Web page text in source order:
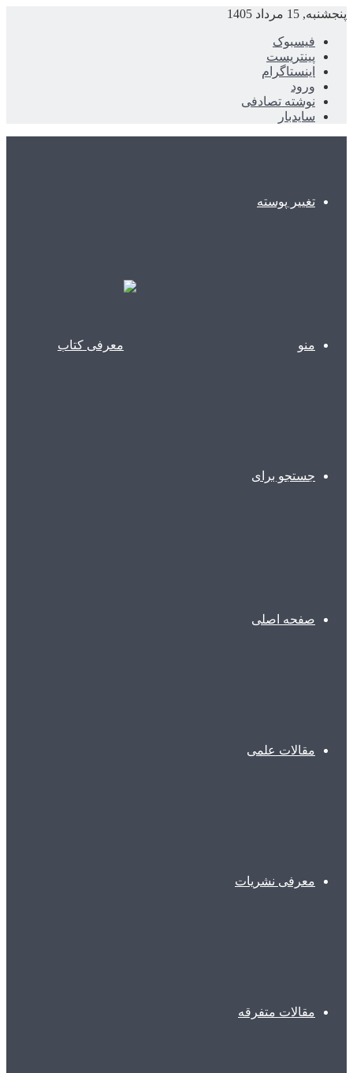
پنجشنبه, 15 مرداد 1405
فیسبوک
پینتریست
اینستاگرام
ورود
نوشته تصادفی
سایدبار
تغییر پوسته
منو
جستجو برای
صفحه اصلی
مقالات علمی
معرفی نشریات
مقالات متفرقه